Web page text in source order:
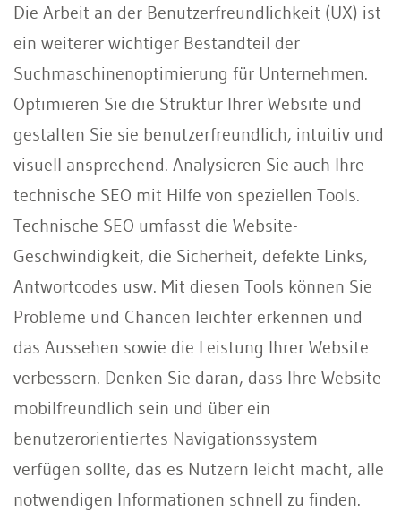
Die Arbeit an der Benutzerfreundlichkeit (UX) ist
ein weiterer wichtiger Bestandteil der
Suchmaschinenoptimierung für Unternehmen.
Optimieren Sie die Struktur Ihrer Website und
gestalten Sie sie benutzerfreundlich, intuitiv und
visuell ansprechend. Analysieren Sie auch Ihre
technische SEO mit Hilfe von speziellen Tools.
Technische SEO umfasst die Website-
Geschwindigkeit, die Sicherheit, defekte Links,
Antwortcodes usw. Mit diesen Tools können Sie
Probleme und Chancen leichter erkennen und
das Aussehen sowie die Leistung Ihrer Website
verbessern. Denken Sie daran, dass Ihre Website
mobilfreundlich sein und über ein
benutzerorientiertes Navigationssystem
verfügen sollte, das es Nutzern leicht macht, alle
notwendigen Informationen schnell zu finden.